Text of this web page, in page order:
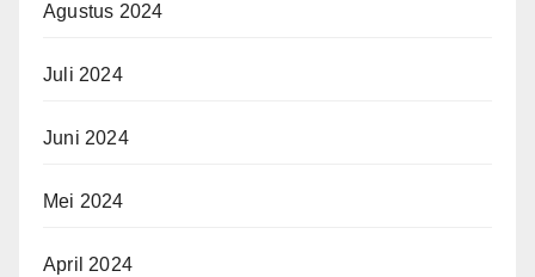
Agustus 2024
Juli 2024
Juni 2024
Mei 2024
April 2024